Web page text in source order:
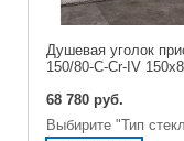
Душевая уголок
150/80-C-Cr-IV
68 780 руб.
Выбирите "Тип